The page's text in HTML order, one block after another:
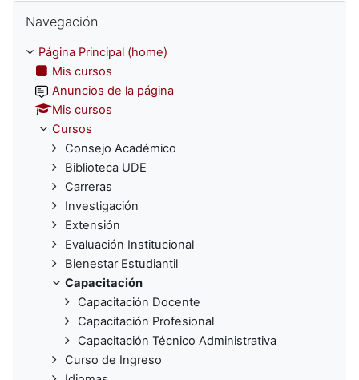
Navegación
Página Principal (home)
Mis cursos
Anuncios de la página
Mis cursos
Cursos
Consejo Académico
Biblioteca UDE
Carreras
Investigación
Extensión
Evaluación Institucional
Bienestar Estudiantil
Capacitación
Capacitación Docente
Capacitación Profesional
Capacitación Técnico Administrativa
Curso de Ingreso